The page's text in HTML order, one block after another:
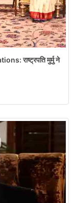
राष्ट्रपति मुर्मु ने